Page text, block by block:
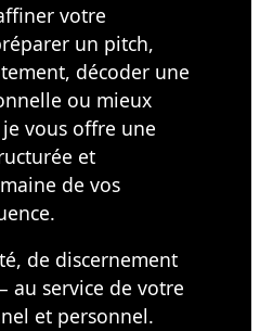
votre
un pitch,
décoder une
ou mieux
vous offre une
et
de vos
de discernement
au service de votre
et personnel.